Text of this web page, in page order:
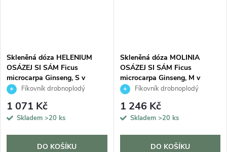
Skleněná dóza HELENIUM
OSÁZEJ SI SÁM Ficus
microcarpa Ginseng, S v
dárkovém balení
Fíkovník drobnoplodý
1 071 Kč
Skladem >20 ks
DO KOŠÍKU
Skleněná dóza MOLINIA
OSÁZEJ SI SÁM Ficus
microcarpa Ginseng, M v
dárkovém balení
Fíkovník drobnoplodý
1 246 Kč
Skladem >20 ks
DO KOŠÍKU